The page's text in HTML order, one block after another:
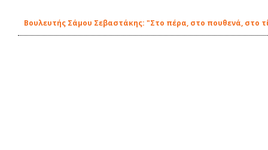
Βουλευτής Σάμου Σεβαστάκης: "Στο πέρα, στο πουθενά, στο